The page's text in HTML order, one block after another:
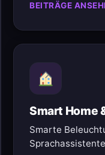
BEITRÄGE
Smart Home
Smarte